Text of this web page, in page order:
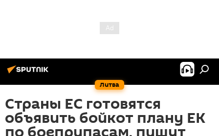
Литва
Страны ЕС готовятся
объявить бойкот плану ЕК